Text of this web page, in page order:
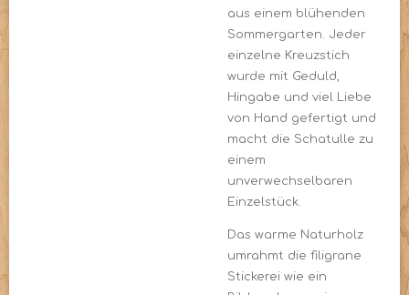
aus einem blühenden
Sommergarten. Jeder
einzelne Kreuzstich
wurde mit Geduld,
Hingabe und viel Liebe
von Hand gefertigt und
macht die Schatulle zu
einem
unverwechselbaren
Einzelstück.
Das warme Naturholz
umrahmt die filigrane
Stickerei wie ein